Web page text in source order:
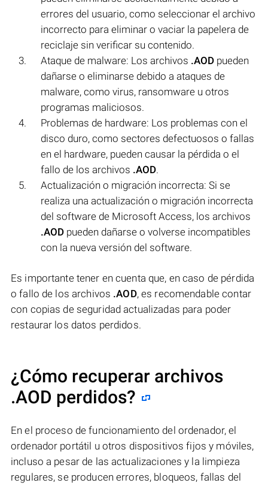
errores del usuario, como seleccionar el archivo
incorrecto para eliminar o vaciar la papelera de
reciclaje sin verificar su contenido.
Ataque de malware: Los archivos .AOD pueden
dañarse o eliminarse debido a ataques de
malware, como virus, ransomware u otros
programas maliciosos.
Problemas de hardware: Los problemas con el
disco duro, como sectores defectuosos o fallas
en el hardware, pueden causar la pérdida o el
fallo de los archivos .AOD.
Actualización o migración incorrecta: Si se
realiza una actualización o migración incorrecta
del software de Microsoft Access, los archivos
.AOD pueden dañarse o volverse incompatibles
con la nueva versión del software.
Es importante tener en cuenta que, en caso de pérdida
o fallo de los archivos .AOD, es recomendable contar
con copias de seguridad actualizadas para poder
restaurar los datos perdidos.
¿Cómo recuperar archivos
.AOD perdidos?
En el proceso de funcionamiento del ordenador, el
ordenador portátil u otros dispositivos fijos y móviles,
incluso a pesar de las actualizaciones y la limpieza
regulares, se producen errores, bloqueos, fallas del